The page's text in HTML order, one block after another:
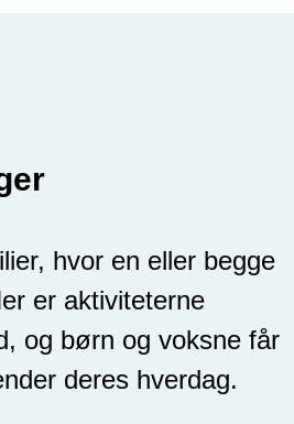
hvor en eller begge
er aktiviteterne
og børn og voksne får
deres hverdag.